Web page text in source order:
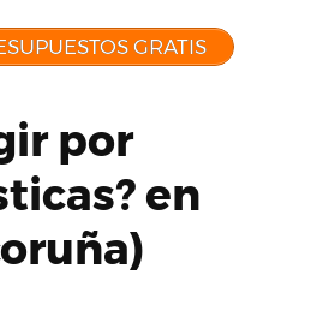
GRATIS
por
en